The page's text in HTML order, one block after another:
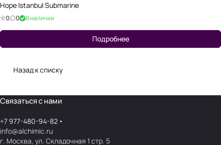
Hope Istanbul Submarine
0 0 В наличии
Подробнее
Назад к списку
Связаться с нами
+7 977-480-94-82
info@alchimic.ru
г. Москва, ул. Складочная 1 стр. 5